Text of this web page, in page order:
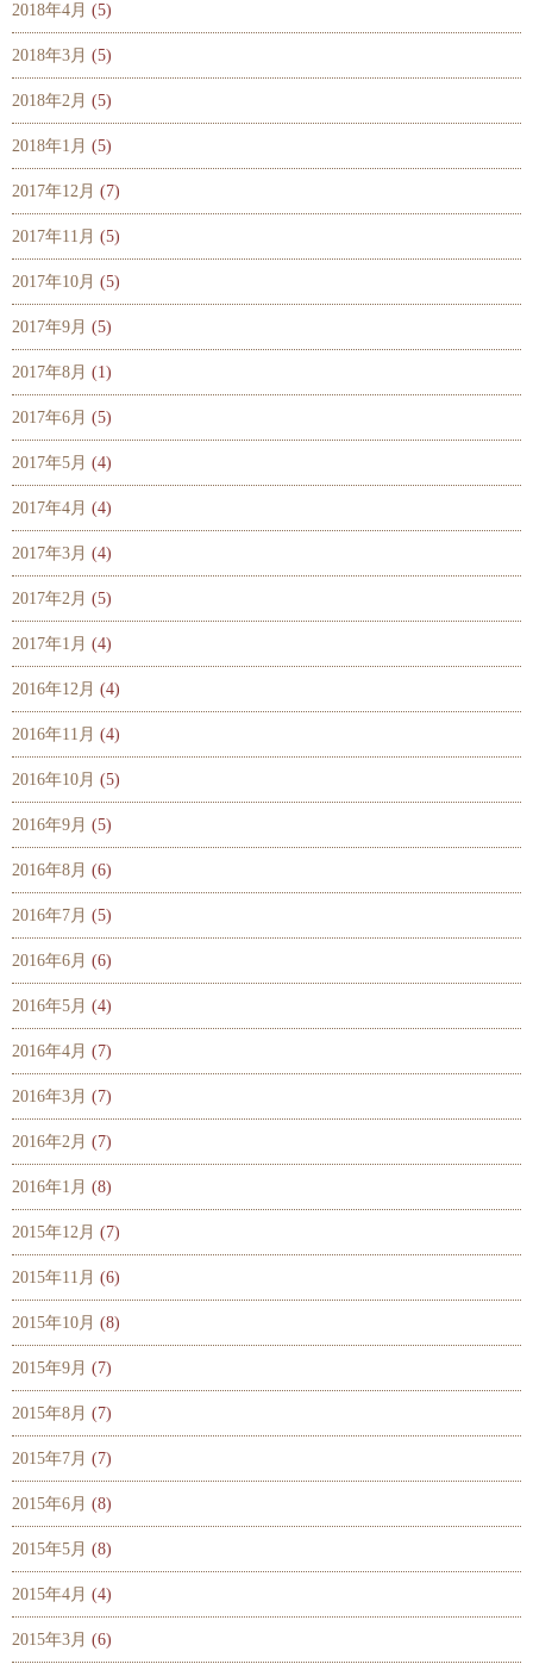
2018年4月 (5)
2018年3月 (5)
2018年2月 (5)
2018年1月 (5)
2017年12月 (7)
2017年11月 (5)
2017年10月 (5)
2017年9月 (5)
2017年8月 (1)
2017年6月 (5)
2017年5月 (4)
2017年4月 (4)
2017年3月 (4)
2017年2月 (5)
2017年1月 (4)
2016年12月 (4)
2016年11月 (4)
2016年10月 (5)
2016年9月 (5)
2016年8月 (6)
2016年7月 (5)
2016年6月 (6)
2016年5月 (4)
2016年4月 (7)
2016年3月 (7)
2016年2月 (7)
2016年1月 (8)
2015年12月 (7)
2015年11月 (6)
2015年10月 (8)
2015年9月 (7)
2015年8月 (7)
2015年7月 (7)
2015年6月 (8)
2015年5月 (8)
2015年4月 (4)
2015年3月 (6)